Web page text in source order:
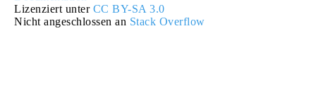
Lizenziert unter CC BY-SA 3.0
Nicht angeschlossen an Stack Overflow